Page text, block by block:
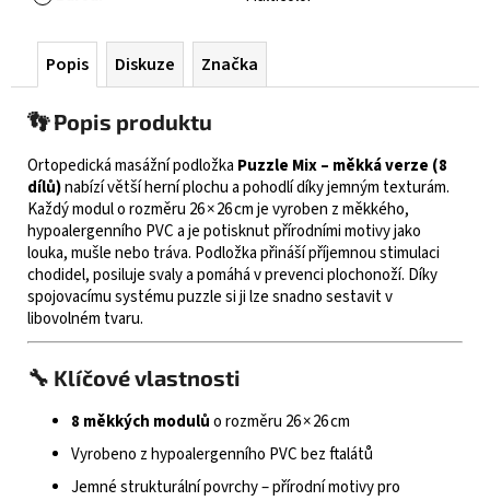
Popis Diskuze Značka
👣 Popis produktu
Ortopedická masážní podložka Puzzle Mix – měkká verze (8
dílů)nabízí větší herní plochu a pohodlí díky jemným texturám.
Každý modul o rozměru 26 × 26 cm je vyroben z měkkého,
hypoalergenního PVC a je potisknut přírodními motivy jako
louka, mušle nebo tráva. Podložka přináší příjemnou stimulaci
chodidel, posiluje svaly a pomáhá v prevenci plochonoží. Díky
spojovacímu systému puzzle si ji lze snadno sestavit v
libovolném tvaru.
🔧 Klíčové vlastnosti
8 měkkých modulůo rozměru 26 × 26 cm
Vyrobeno z hypoalergenního PVC bez ftalátů
Jemné strukturální povrchy – přírodní motivy pro
BLUE
547
Původně:
821
Kč